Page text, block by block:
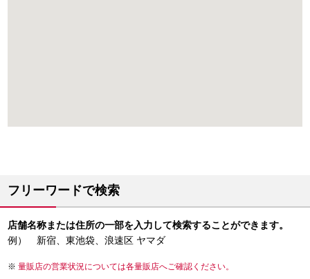
フリーワードで検索
店舗名称または住所の一部を入力して検索することができます。
例） 新宿、東池袋、浪速区 ヤマダ
量販店の営業状況については各量販店へご確認ください。